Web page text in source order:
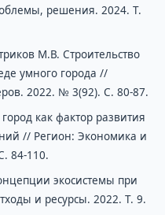
решения. 2024. Т.
М.В. Строительство
умного города //
2022. № 3(92). С. 80-87.
как фактор развития
// Регион: Экономика и
84-110.
экосистемы при
и ресурсы. 2022. Т. 9.